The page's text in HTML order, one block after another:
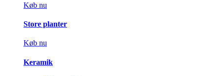
Køb nu
Store planter
Køb nu
Keramik